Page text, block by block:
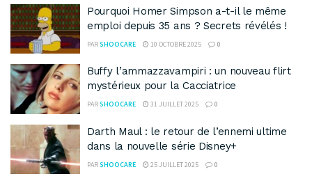
Pourquoi Homer Simpson a-t-il le même
emploi depuis 35 ans ? Secrets révélés !
PARSHOOCARE 10 OCTOBRE 2025 0
Buffy l’ammazzavampiri : un nouveau flirt
mystérieux pour la Cacciatrice
PARSHOOCARE 31 JUILLET 2025 0
Darth Maul : le retour de l’ennemi ultime
dans la nouvelle série Disney+
PARSHOOCARE 25 JUILLET 2025 0